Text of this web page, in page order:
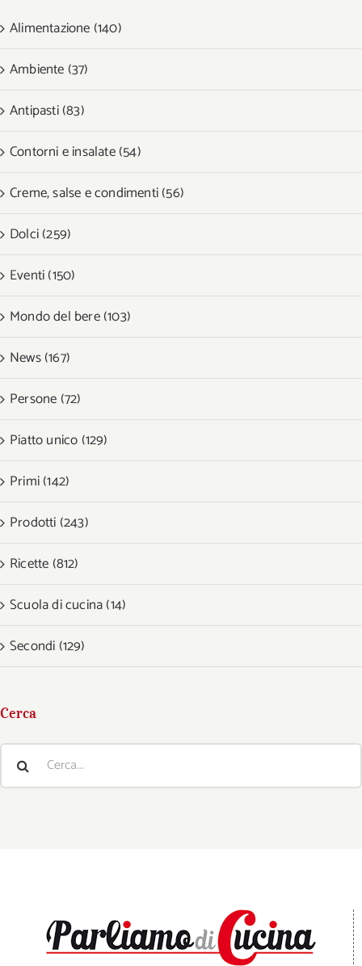
Alimentazione (140)
Ambiente (37)
Antipasti (83)
Contorni e insalate (54)
Creme, salse e condimenti (56)
Dolci (259)
Eventi (150)
Mondo del bere (103)
News (167)
Persone (72)
Piatto unico (129)
Primi (142)
Prodotti (243)
Ricette (812)
Scuola di cucina (14)
Secondi (129)
Cerca
Cerca
per: